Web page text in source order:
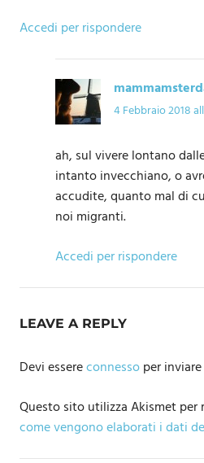
Accedi per rispondere
4 Febbraio 2018
ah, sul vivere lontano
intanto invecchiano, o
accudite, quanto mal di
noi migranti.
Accedi per rispondere
LEAVE A REPLY
Devi essereconnessoper
Questo sito utilizza Akismet per
come vengono elaborati i dati